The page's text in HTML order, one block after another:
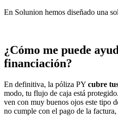
En Solunion hemos diseñado una
¿Cómo me puede
financiación?
En definitiva, la póliza PY cubre
modo, tu flujo de caja está
ven con muy buenos ojos este tipo
no cumple con el pago de la